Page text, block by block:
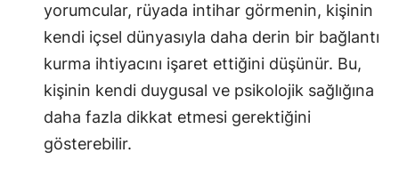
yorumcular, rüyada intihar görmenin, kişinin
kendi içsel dünyasıyla daha derin bir bağlantı
kurma ihtiyacını işaret ettiğini düşünür. Bu,
kişinin kendi duygusal ve psikolojik sağlığına
daha fazla dikkat etmesi gerektiğini
gösterebilir.